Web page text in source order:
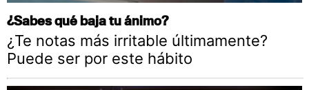
¿Sabes qué baja tu ánimo?
¿Te notas más irritable últimamente?
Puede ser por este hábito